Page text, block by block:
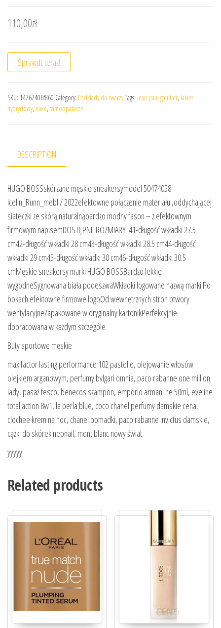
110,00zł
Sprawdź teraz!
SKU: 14767406f860 Category: Podkłady do twarzyTags: jean paul gaultier, lakier
hybrydowy, nuxe, samoopalacze
DESCRIPTION
HUGO BOSSskórzane męskie sneakersymodel 50474058
Icelin_Runn_mebl / 2022efektowne połączenie materiału ,oddychającej
siateczki ze skórą naturalnąbardzo modny fason – z efektownym
firmowym napisemDOSTĘPNE ROZMIARY :41-długość wkładki 27.5
cm42-długość wkładki 28 cm43-długość wkładki 28.5 cm44-długość
wkładki 29 cm45-długość wkładki 30 cm46-długość wkładki 30.5
cmMęskie sneakersy marki HUGO BOSSBardzo lekkie i
wygodneSygnowana biała podeszwaWkładki logowane nazwą marki Po
bokach efektowne firmowe logoOd wewnętrznych stron otwory
wentylacyjneZapakowane w oryginalny kartonikPerfekcyjnie
dopracowana w każdym szczególe
Buty sportowe męskie
max factor lasting performance 102 pastelle, olejowanie włosów
olejkiem arganowym, perfumy bvlgari omnia, paco rabanne one million
lady, pasaż tesco, benecos szampon, emporio armani he 50ml, eveline
total action 8w1, la perla blue, coco chanel perfumy damskie cena,
clochee krem na noc, chanel pomadki, paco rabanne invictus damskie,
cążki do skórek neonail, mont blanc nowy świat
yyyyy
Related products